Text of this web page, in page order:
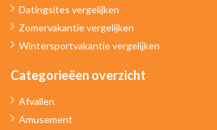
Datingsites vergelijken
Zomervakantie vergelijken
Wintersportvakantie vergelijken
Categorieëen overzicht
Afvallen
Amusement